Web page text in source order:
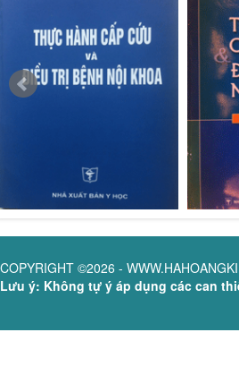
COPYRIGHT ©2026 -
Lưu ý: Không tự ý áp dụng các can